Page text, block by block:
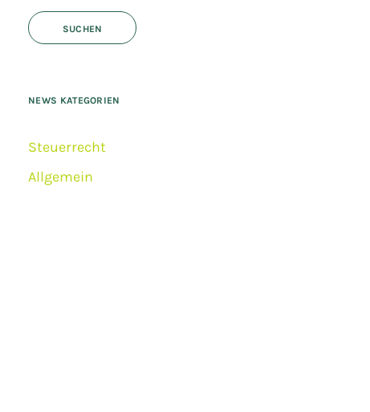
NEWS KATEGORIEN
Steuerrecht
Allgemein